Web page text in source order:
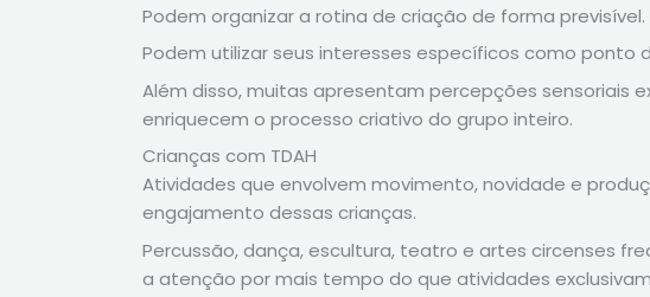
Podem organizar a rotina de criação de forma previsível.
Podem utilizar seus interesses específicos como ponto
Além disso, muitas apresentam percepções sensoriais
enriquecem o processo criativo do grupo inteiro.
Crianças com TDAH
Atividades que envolvem movimento, novidade e
engajamento dessas crianças.
Percussão, dança, escultura, teatro e artes circenses
a atenção por mais tempo do que atividades